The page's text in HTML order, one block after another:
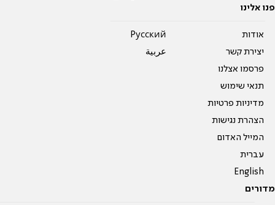
פנו אלינו
אודות
יצירת קשר
פרסמו אצלנו
תנאי שימוש
מדיניות פרטיות
הצהרת נגישות
המייל האדום
עברית
English
Pусский
عربية
מדורים